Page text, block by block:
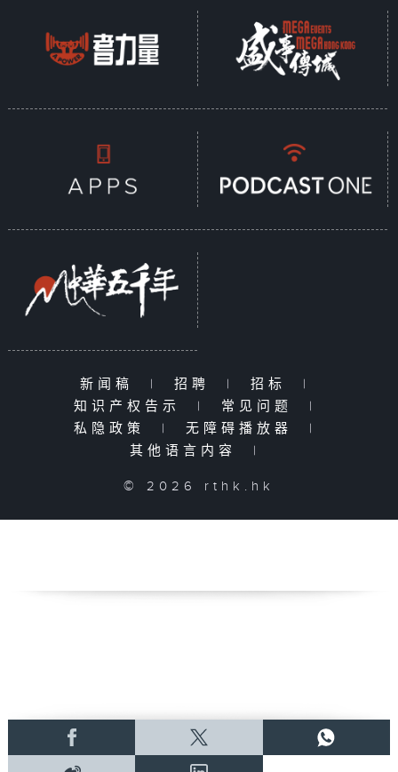
新闻稿 | 招聘 | 招标
|
知识产权告示
| 常见问题
|
私隐政策
| 无障碍播放器
|
其他语言内容
|
© 2026 rthk.hk